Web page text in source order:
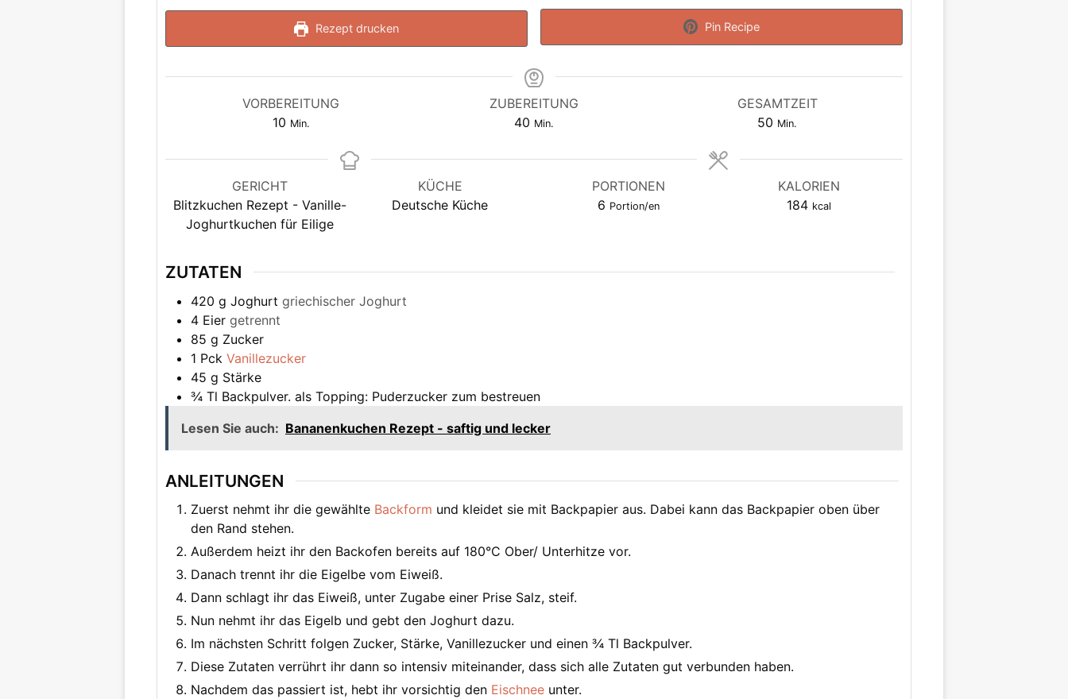
Rezept drucken Pin Recipe
VORBEREITUNG
10Minuten
Min.
ZUBEREITUNG
40 Minuten
Min.
GESAMTZEIT
50 Minuten
Min.
GERICHT
Blitzkuchen Rezept - Vanille-
Joghurtkuchen für Eilige
KÜCHE
Deutsche Küche
PORTIONEN
6 Portion/en
KALORIEN
184 kcal
ZUTATEN
420 g Joghurt griechischer Joghurt
4 Eier getrennt
85 g Zucker
1 Pck Vanillezucker
45 g Stärke
¾ Tl Backpulver. als Topping: Puderzucker zum bestreuen
Lesen Sie auch: Bananenkuchen Rezept - saftig und lecker
ANLEITUNGEN
Zuerst nehmt ihr die gewählte Backform und kleidet sie mit Backpapier aus. Dabei kann das Backpapier oben über
den Rand stehen.
Außerdem heizt ihr den Backofen bereits auf 180°C Ober/ Unterhitze vor.
Danach trennt ihr die Eigelbe vom Eiweiß.
Dann schlagt ihr das Eiweiß, unter Zugabe einer Prise Salz, steif.
Nun nehmt ihr das Eigelb und gebt den Joghurt dazu.
Im nächsten Schritt folgen Zucker, Stärke, Vanillezucker und einen ¾ Tl Backpulver.
Diese Zutaten verrührt ihr dann so intensiv miteinander, dass sich alle Zutaten gut verbunden haben.
Nachdem das passiert ist, hebt ihr vorsichtig den Eischnee unter.